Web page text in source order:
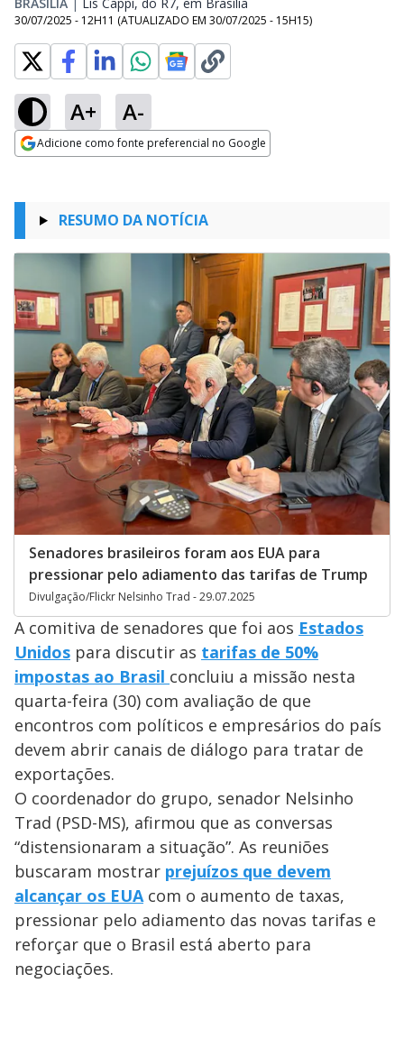
30/07/2025 - 12H11 (ATUALIZADO EM 30/07/2025 - 15H15)
A+ A-
Adicione como fonte preferencial no Google
RESUMO DA NOTÍCIA
Senadores brasileiros foram aos EUA para
pressionar pelo adiamento das tarifas de Trump
Divulgação/Flickr Nelsinho Trad - 29.07.2025
A comitiva de senadores que foi aos Estados
Unidos para discutir as tarifas de 50%
impostas ao Brasil concluiu a missão nesta
quarta-feira (30) com avaliação de que
encontros com políticos e empresários do país
devem abrir canais de diálogo para tratar de
exportações.
O coordenador do grupo, senador Nelsinho
Trad (PSD-MS), afirmou que as conversas
“distensionaram a situação”. As reuniões
buscaram mostrar prejuízos que devem
alcançar os EUAcom o aumento de taxas,
pressionar pelo adiamento das novas tarifas e
reforçar que o Brasil está aberto para
negociações.